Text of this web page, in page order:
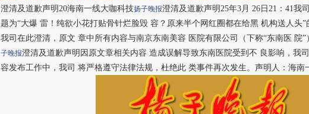
澄清及道歉声明20海南一线大咖科技扬子晚报澄清及道歉声明25年3月 26日21：41我
题为“大爆 雷！纯欲小花打贴骨针烂脸毁 容？原来半个网红圈都在给黑 机构送人头”
我司在此澄清，原文 章中所有内容与南京东南美容 医院有限公司（下称“东南医 院
子晚报澄清及道歉声明因原文章相关内容 造成误解导致东南医院受到不 良影响，我
容发布工作中，我司 将严格遵守法律法规，杜绝此 类事件再次发生。声明人：海南